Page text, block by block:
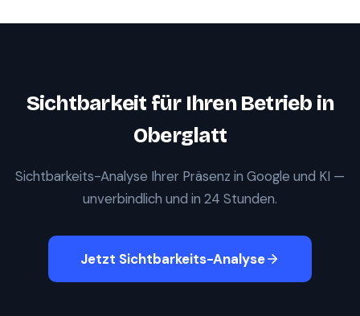
Sichtbarkeit für Ihren Betrieb in
Oberglatt
Sichtbarkeits-Analyse Ihrer Präsenz in Google und KI —
unverbindlich und in 24 Stunden.
Jetzt Sichtbarkeits-Analyse